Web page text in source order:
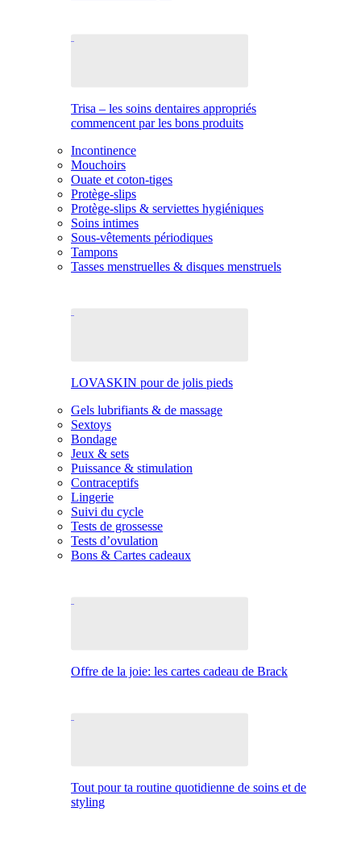
Trisa – les soins dentaires appropriés
commencent par les bons produits
Incontinence
Mouchoirs
Ouate et coton-tiges
Protège-slips
Protège-slips & serviettes hygiéniques
Soins intimes
Sous-vêtements périodiques
Tampons
Tasses menstruelles & disques menstruels
LOVASKIN pour de jolis pieds
Gels lubrifiants & de massage
Sextoys
Bondage
Jeux & sets
Puissance & stimulation
Contraceptifs
Lingerie
Suivi du cycle
Tests de grossesse
Tests d’ovulation
Bons & Cartes cadeaux
Offre de la joie: les cartes cadeau de Brack
Tout pour ta routine quotidienne de soins et de
styling